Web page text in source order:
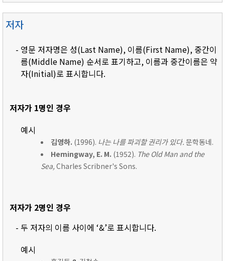
저자
- 영문 저자명은 성(Last Name), 이름(First Name), 중간이
름(Middle Name) 순서로 표기하고, 이름과 중간이름은 약
자(Initial)로 표시합니다.
저자가 1명인 경우
예시
김영하. (1996). 나는 나를 파괴할 권리가 있다. 문학동네.
Hemingway, E. M. (1952). The Old Man and the
Sea,Charles Scribner's Sons.
저자가 2명인 경우
- 두 저자의 이름 사이에 ‘&’로 표시합니다.
예시